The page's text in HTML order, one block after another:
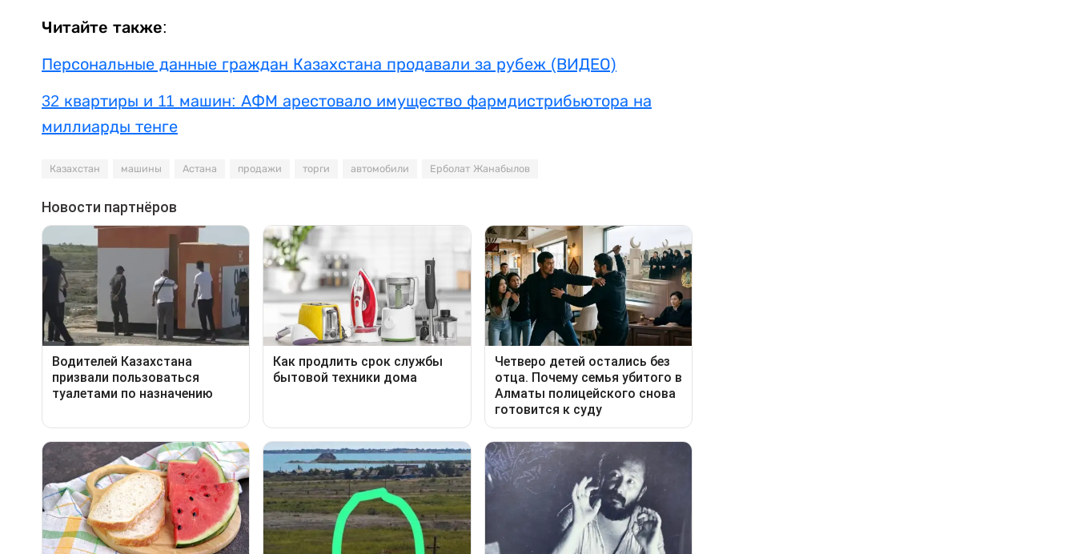
Читайте также:
Персональные данные граждан Казахстана продавали за рубеж (ВИДЕО)
32 квартиры и 11 машин: АФМ арестовало имущество фармдистрибьютора на
миллиарды тенге
Казахстан машины Астана продажи торги автомобили Ерболат Жанабылов